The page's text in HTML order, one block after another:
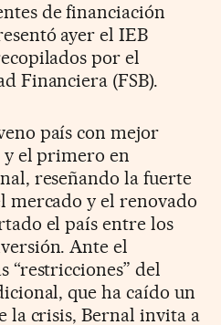
de financiación
ayer el IEB
por el
Financiera (FSB).
país con mejor
y el primero en
reseñando la fuerte
mercado y el renovado
el país entre los
Ante el
“restricciones” del
que ha caído un
la crisis, Bernal invita a